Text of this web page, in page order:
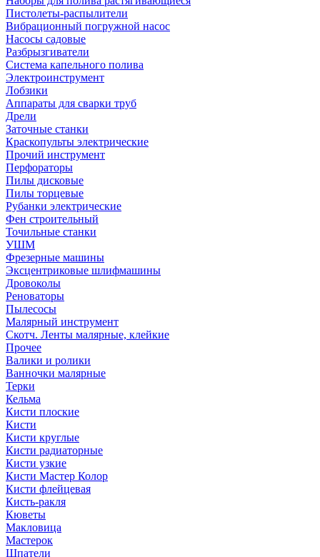
Пистолеты-распылители
Вибрационный погружной насос
Насосы садовые
Разбрызгиватели
Система капельного полива
Электроинструмент
Лобзики
Аппараты для сварки труб
Дрели
Заточные станки
Краскопульты электрические
Прочий инструмент
Перфораторы
Пилы дисковые
Пилы торцевые
Рубанки электрические
Фен строительный
Точильные станки
УШМ
Фрезерные машины
Эксцентриковые шлифмашины
Дровоколы
Реноваторы
Пылесосы
Малярный инструмент
Скотч. Ленты малярные, клейкие
Прочее
Валики и ролики
Ванночки малярные
Терки
Кельма
Кисти плоские
Кисти
Кисти круглые
Кисти радиаторные
Кисти узкие
Кисти Мастер Колор
Кисти флейцевая
Кисть-ракля
Кюветы
Макловица
Мастерок
Шпатели